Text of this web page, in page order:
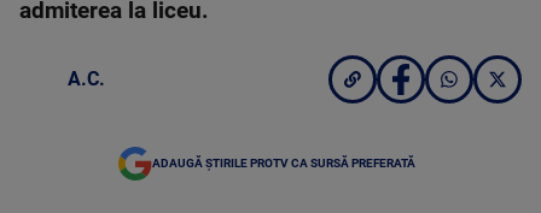
admiterea la liceu.
A.C.
ADAUGĂ ȘTIRILE PROTV CA SURSĂ PREFERATĂ